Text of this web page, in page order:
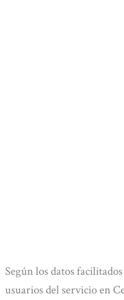
Según los datos
usuarios del servicio en